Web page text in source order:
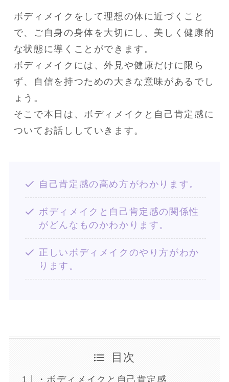
ボディメイクをして理想の体に近づくこと
で、ご自身の身体を大切にし、美しく健康的
な状態に導くことができます。
ボディメイクには、外見や健康だけに限ら
ず、自信を持つための大きな意味があるでし
ょう。
そこで本日は、ボディメイクと自己肯定感に
ついてお話ししていきます。
自己肯定感の高め方がわかります。
ボディメイクと自己肯定感の関係性
がどんなものかわかります。
正しいボディメイクのやり方がわか
ります。
目次
・ボディメイクと自己肯定感